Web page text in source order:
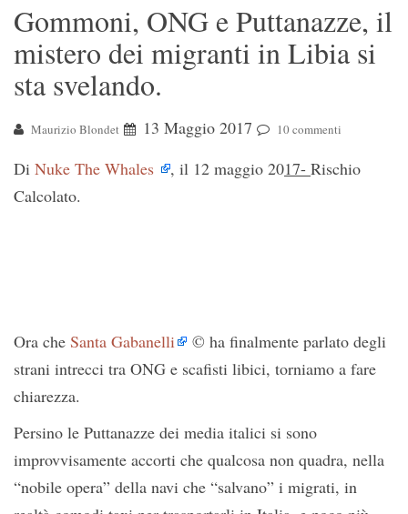
Gommoni, ONG e Puttanazze, il
mistero dei migranti in Libia si
sta svelando.
Maurizio Blondet 13 Maggio 2017 10 commenti
Di Nuke The Whales , il 12 maggio 2017- Rischio
Calcolato.
Ora che Santa Gabanelli
© ha finalmente parlato degli
strani intrecci tra ONG e scafisti libici, torniamo a fare
chiarezza.
Persino le Puttanazze dei media italici si sono
improvvisamente accorti che qualcosa non quadra, nella
“nobile opera” della navi che “salvano” i migrati, in